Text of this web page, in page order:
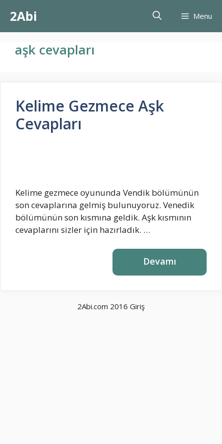
atla2Abi Menu
aşk cevapları
Kelime Gezmece Aşk
Cevapları
Kelime gezmece oyununda Vendik bölümünün
son cevaplarına gelmiş bulunuyoruz. Venedik
bölümünün son kısmına geldik. Aşk kısmının
cevaplarını sizler için hazırladık. …
Devamı
2Abi.com 2016 Giriş